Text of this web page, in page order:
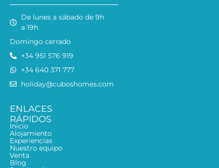
De lunes a sábado de 9h
a 19h
Domingo cerrado
+34 951 576 919
+34 640 371 777
holiday@cuboshomes.com
ENLACES
RÁPIDOS
Inicio
Alojamiento
Experiencias
Nuestro equipo
Venta
Blog